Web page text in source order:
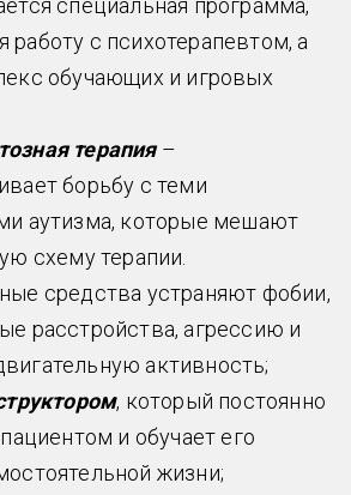
специальная программа,
с психотерапевтом, а
обучающих и игровых
терапия–
борьбу с теми
аутизма, которые мешают
схему терапии.
средства устраняют фобии,
расстройства, агрессию и
активность;
, который постоянно
и обучает его
жизни;